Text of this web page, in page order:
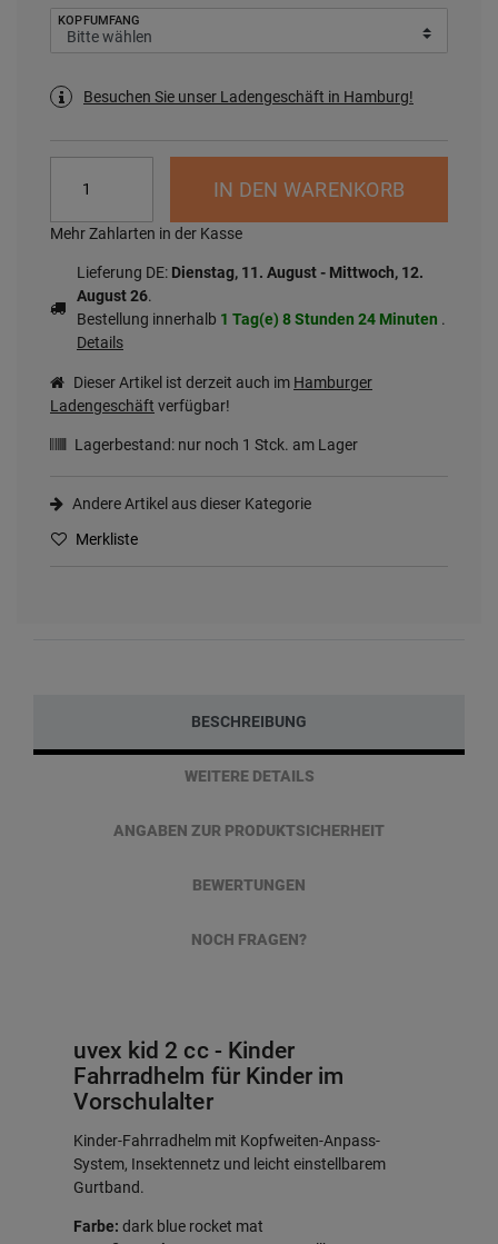
KOPFUMFANG
Besuchen Sie unser Ladengeschäft in Hamburg!
IN DEN WARENKORB
Mehr Zahlarten in der Kasse
Lieferung DE: Dienstag, 11. August - Mittwoch, 12.
August 26.
Bestellung innerhalb 1 Tag(e) 8 Stunden 24 Minuten .
Details
Dieser Artikel ist derzeit auch im Hamburger
Ladengeschäft verfügbar!
Lagerbestand: nur noch 1 Stck. am Lager
Andere Artikel aus dieser Kategorie
Merkliste
BESCHREIBUNG
WEITERE DETAILS
ANGABEN ZUR PRODUKTSICHERHEIT
BEWERTUNGEN
NOCH FRAGEN?
uvex kid 2 cc - Kinder
Fahrradhelm für Kinder im
Vorschulalter
Kinder-Fahrradhelm mit Kopfweiten-Anpass-
System, Insektennetz und leicht einstellbarem
Gurtband.
Farbe: dark blue rocket mat